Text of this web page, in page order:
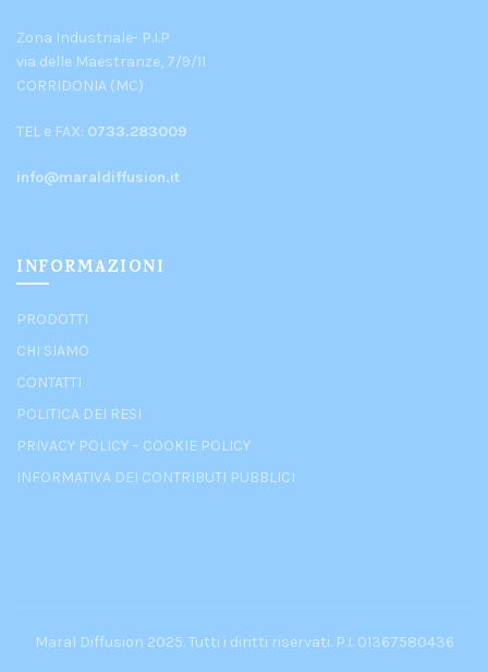
Zona Industriale- P.I.P
via delle Maestranze, 7/9/11
CORRIDONIA (MC)
TEL e FAX: 0733.283009
info@maraldiffusion.it
INFORMAZIONI
PRODOTTI
CHI SIAMO
CONTATTI
POLITICA DEI RESI
PRIVACY POLICY – COOKIE POLICY
INFORMATIVA DEI CONTRIBUTI PUBBLICI
Maral Diffusion 2025. Tutti i diritti riservati. P.I. 01367580436